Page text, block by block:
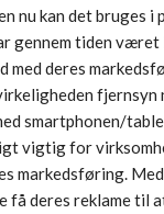
nu kan det bruges i
gennem tiden
med deres
fjernsyn
smartphonen/
vigtig for
markedsføring.
få deres reklame til